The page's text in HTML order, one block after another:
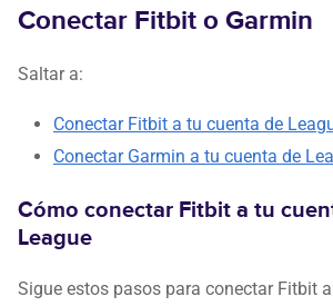
Conectar Fitbit o Garmin
Saltar a:
Conectar Fitbit a tu cuenta de
Conectar Garmin a tu cuenta de
Cómo conectar Fitbit a tu
League
Sigue estos pasos para conectar Fitbit